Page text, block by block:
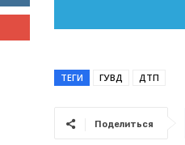
ТЕГИ ГУВД ДТП
Поделиться